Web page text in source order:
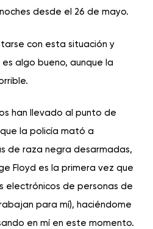
desde el 26 de mayo.
con esta situación y
algo bueno, aunque la
han llevado al punto de
la policía mató a
de raza negra desarmadas,
Floyd es la primera vez que
electrónicos de personas de
para mí), haciéndome
en mí en este momento.